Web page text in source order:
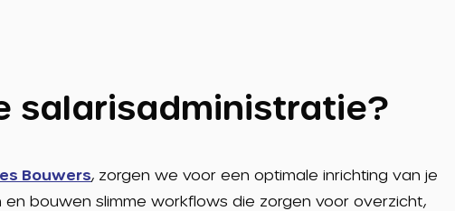
salarisadministratie?
Bouwers, zorgen we voor een optimale inrichting van je
en bouwen slimme workflows die zorgen voor overzicht,